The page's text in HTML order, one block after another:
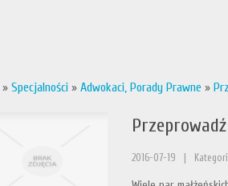
» Specjalności » Adwokaci, Porady Prawne »
2016-07-19